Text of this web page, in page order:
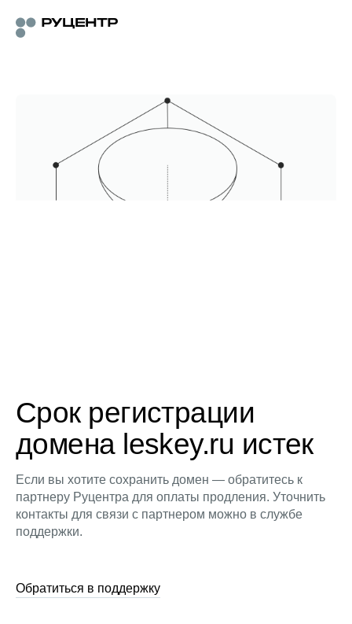
Срок регистрации
домена leskey.ru истек
Если вы хотите сохранить домен — обратитесь к
партнеру Руцентра для оплаты продления. Уточнить
контакты для связи с партнером можно в службе
поддержки.
Обратиться в поддержку